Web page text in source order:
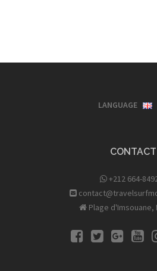
LANGUAGE
CONTACT
+212 664-
Plage d'Imsouane,